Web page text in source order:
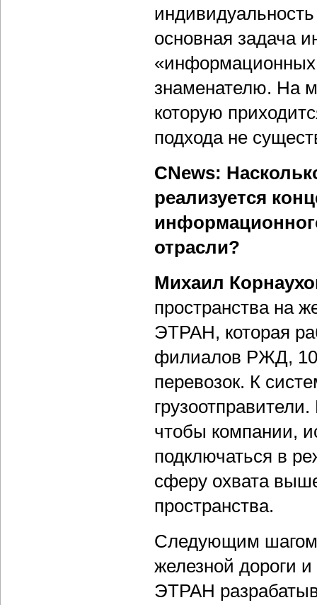
основная задача
«информационных
знаменателю. На
которую
подхода не
CNews:
реализуется
отрасли?
Михаил
пространства на
ЭТРАН, которая
филиалов РЖД, 10
перевозок. К
чтобы компании,
подключаться в
сферу охвата
пространства.
Следующим шагом
железной дороги
ЭТРАН